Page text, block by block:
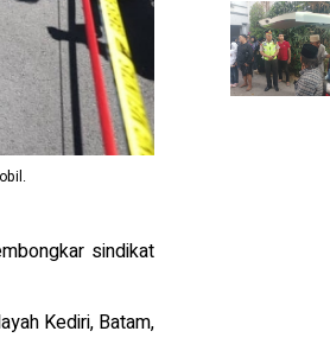
sindikat
Kediri, Batam,